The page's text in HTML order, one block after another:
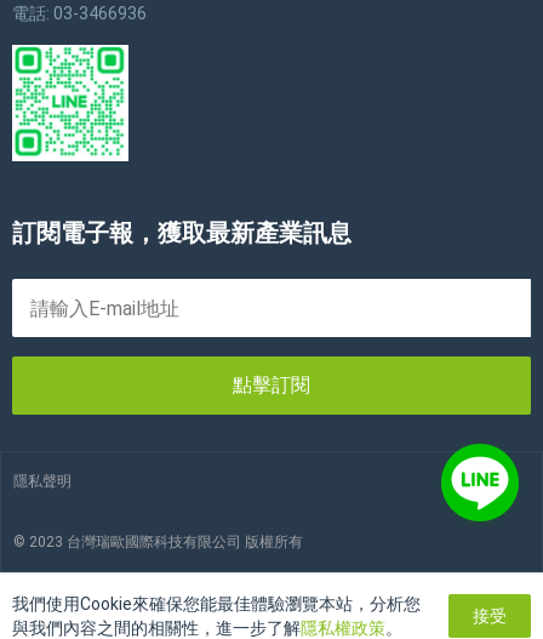
電話: 03-3466936
訂閱電子報，獲取最新產業訊息
點擊訂閱
隱私聲明
© 2023 台灣瑞歐國際科技有限公司 版權所有
我們使用Cookie來確保您能最佳體驗瀏覽本站，分析您
與我們內容之間的相關性，進一步了解隱私權政策。
接受